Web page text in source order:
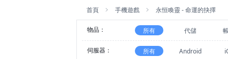
首頁 手機遊戲 永恒喚靈 - 命運的抉擇
物品： 所有 代儲
伺服器： 所有 Android